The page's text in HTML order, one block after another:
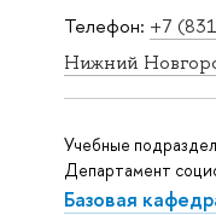
Телефон: +7
Нижний
Учебные
Департамент
Базовая